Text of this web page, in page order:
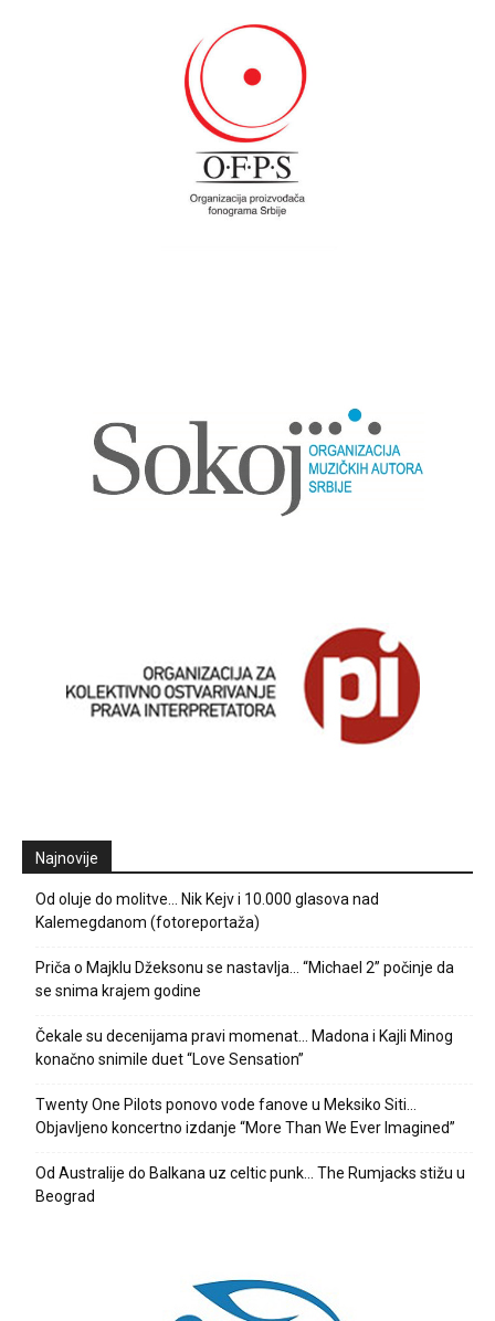
Najnovije
Od oluje do molitve… Nik Kejv i 10.000 glasova nad
Kalemegdanom (fotoreportaža)
Priča o Majklu Džeksonu se nastavlja… “Michael 2” počinje da
se snima krajem godine
Čekale su decenijama pravi momenat… Madona i Kajli Minog
konačno snimile duet “Love Sensation”
Twenty One Pilots ponovo vode fanove u Meksiko Siti…
Objavljeno koncertno izdanje “More Than We Ever Imagined”
Od Australije do Balkana uz celtic punk… The Rumjacks stižu u
Beograd